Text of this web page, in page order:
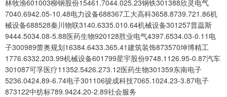
林牧渔601003柳钢股份15461.7044.025.23钢铁301388欣灵电气
7040.6942.05-10.48电力设备688367工大高科3658.8739.721.86机
械设备688528秦川物联3140.6335.010.64机械设备301257普蕊斯
9444.5034.08-5.88医药生物920128胜业电气4397.6534.03-0.11电
子300989蕾奥规划16384.6433.365.41建筑装饰873570坤博精工
1776.6332.203.99机械设备601799星宇股份9748.1126.95-0.87汽车
301087可孚医疗11352.5426.273.12医药生物301359东南电子
5236.0424.89-6.74电子301106骏成科技7065.1024.23-3.87电子
873122中纺标789.9424.20-2.89社会服务